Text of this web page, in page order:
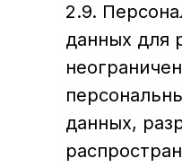
2.9.
данных для
данных,